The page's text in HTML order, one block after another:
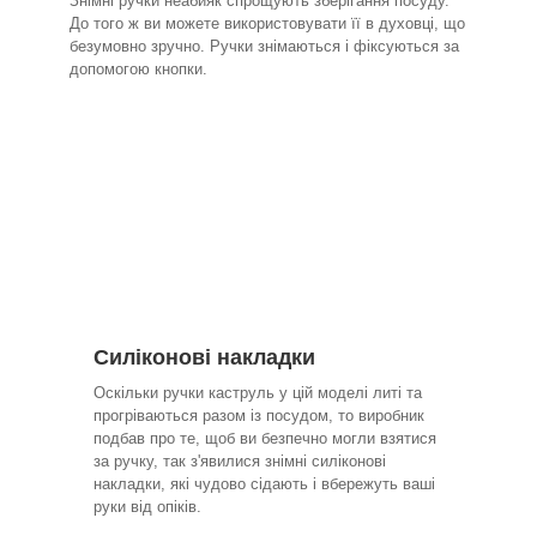
До того ж ви можете використовувати її в духовці, що
безумовно зручно. Ручки знімаються і фіксуються за
допомогою кнопки.
Силіконові накладки
Оскільки ручки каструль у цій моделі литі та
прогріваються разом із посудом, то виробник
подбав про те, щоб ви безпечно могли взятися
за ручку, так з'явилися знімні силіконові
накладки, які чудово сідають і вбережуть ваші
руки від опіків.